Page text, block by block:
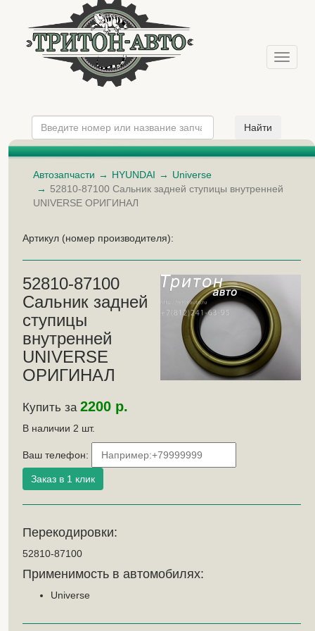
Меню
Автозапчасти HYUNDAI
Universe
52810-87100 Сальник задней ступицы внутренней
UNIVERSE ОРИГИНАЛ
Артикул (номер производителя):
52810-87100
Сальник задней
ступицы
внутренней
UNIVERSE
ОРИГИНАЛ
Купить за 2200 р.
В наличии 2 шт.
Ваш телефон:
Перекодировки:
52810-87100
Применимость в автомобилях:
Universe